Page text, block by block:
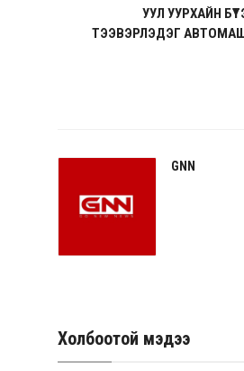
УУЛ УУРХАЙН
ТЭЭВЭРЛЭДЭГ
GNN
Холбоотой мэдээ